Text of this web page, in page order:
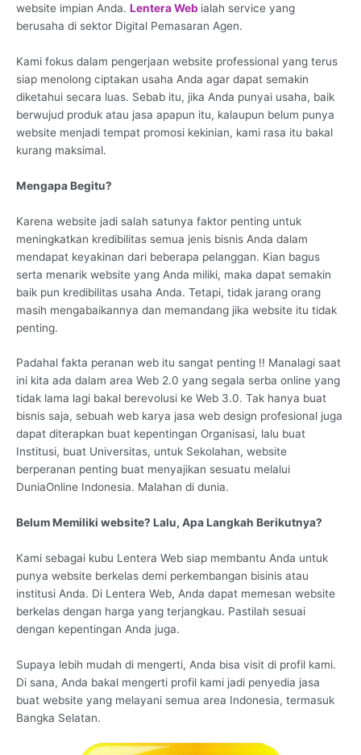
website impian Anda. Lentera Web ialah service yang
berusaha di sektor Digital Pemasaran Agen.
Kami fokus dalam pengerjaan website professional yang terus
siap menolong ciptakan usaha Anda agar dapat semakin
diketahui secara luas. Sebab itu, jika Anda punyai usaha, baik
berwujud produk atau jasa apapun itu, kalaupun belum punya
website menjadi tempat promosi kekinian, kami rasa itu bakal
kurang maksimal.
Mengapa Begitu?
Karena website jadi salah satunya faktor penting untuk
meningkatkan kredibilitas semua jenis bisnis Anda dalam
mendapat keyakinan dari beberapa pelanggan. Kian bagus
serta menarik website yang Anda miliki, maka dapat semakin
baik pun kredibilitas usaha Anda. Tetapi, tidak jarang orang
masih mengabaikannya dan memandang jika website itu tidak
penting.
Padahal fakta peranan web itu sangat penting !! Manalagi saat
ini kita ada dalam area Web 2.0 yang segala serba online yang
tidak lama lagi bakal berevolusi ke Web 3.0. Tak hanya buat
bisnis saja, sebuah web karya jasa web design profesional juga
dapat diterapkan buat kepentingan Organisasi, lalu buat
Institusi, buat Universitas, untuk Sekolahan, website
berperanan penting buat menyajikan sesuatu melalui
DuniaOnline Indonesia. Malahan di dunia.
Belum Memiliki website? Lalu, Apa Langkah Berikutnya?
Kami sebagai kubu Lentera Web siap membantu Anda untuk
punya website berkelas demi perkembangan bisinis atau
institusi Anda. Di Lentera Web, Anda dapat memesan website
berkelas dengan harga yang terjangkau. Pastilah sesuai
dengan kepentingan Anda juga.
Supaya lebih mudah di mengerti, Anda bisa visit di profil kami.
Di sana, Anda bakal mengerti profil kami jadi penyedia jasa
buat website yang melayani semua area Indonesia, termasuk
Bangka Selatan.